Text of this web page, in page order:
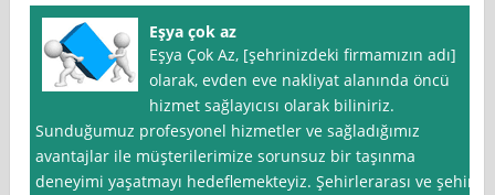
Eşya çok az
Eşya Çok Az, [şehrinizdeki firmamızın adı]
olarak, evden eve nakliyat alanında öncü
hizmet sağlayıcısı olarak biliniriz.
Sunduğumuz profesyonel hizmetler ve sağladığımız
avantajlar ile müşterilerimize sorunsuz bir taşınma
deneyimi yaşatmayı hedeflemekteyiz. Şehirlerarası ve şehir